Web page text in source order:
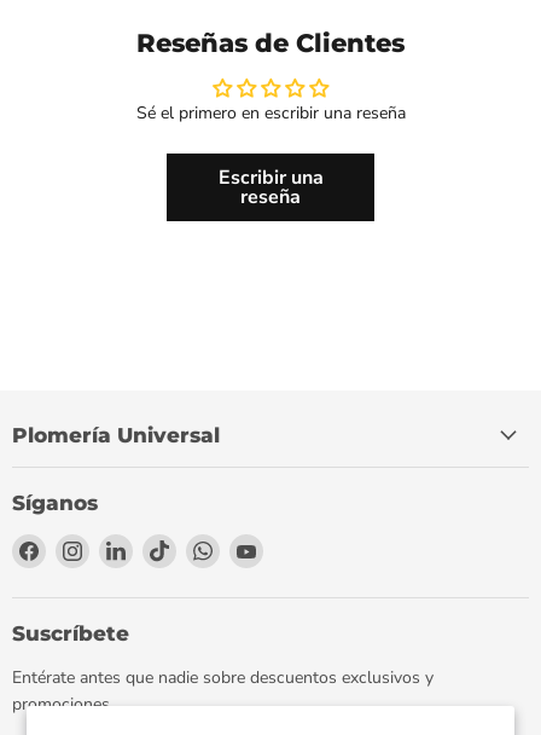
Reseñas de Clientes
Sé el primero en escribir una reseña
Escribir una
reseña
Plomería Universal
Síganos
Encuéntrenos
en
Facebook
Encuéntrenos
en
Instagram
Encuéntrenos
en
LinkedIn
Encuéntrenos
en
TikTok
Encuéntrenos
en
WhatsApp
Encuéntrenos
YouTube
Suscríbete
Entérate antes que nadie sobre descuentos exclusivos y
promociones.